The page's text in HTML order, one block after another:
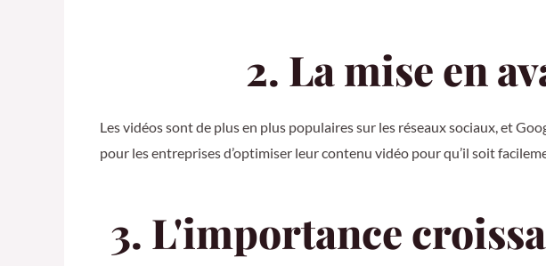
2. La mise en
Les vidéos sont de plus en plus populaires sur les réseaux sociaux, et
pour les entreprises d’optimiser leur contenu vidéo pour qu’il soit
3. L'importance